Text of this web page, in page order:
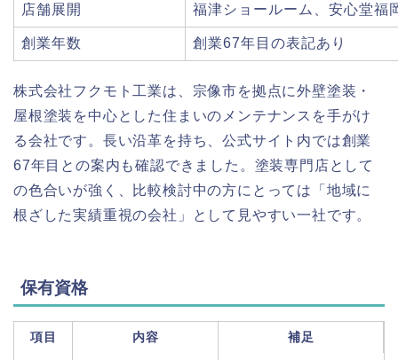
店舗展開 福津ショールーム、安心堂福
創業年数 創業67年目の表記あり
株式会社フクモト工業は、宗像市を拠点に外壁塗装・
屋根塗装を中心とした住まいのメンテナンスを手がけ
る会社です。長い沿革を持ち、公式サイト内では創業
67年目との案内も確認できました。塗装専門店として
の色合いが強く、比較検討中の方にとっては「地域に
根ざした実績重視の会社」として見やすい一社です。
保有資格
項目 内容 補足